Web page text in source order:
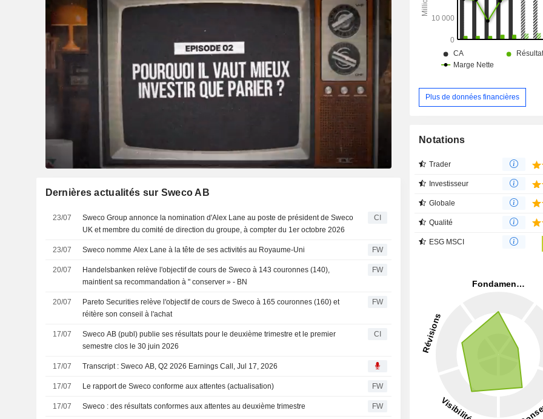
Dernières actualités sur Sweco AB
23/07
Sweco Group annonce la nomination d'Alex Lane au poste de président de Sweco
UK et membre du comité de direction du groupe, à compter du 1er octobre 2026
CI
23/07 Sweco nomme Alex Lane à la tête de ses activités au Royaume-Uni FW
20/07
Handelsbanken relève l'objectif de cours de Sweco à 143 couronnes (140),
maintient sa recommandation à " conserver » - BN
FW
20/07
Pareto Securities relève l'objectif de cours de Sweco à 165 couronnes (160) et
réitère son conseil à l'achat
FW
17/07
Sweco AB (publ) publie ses résultats pour le deuxième trimestre et le premier
semestre clos le 30 juin 2026
CI
17/07 Transcript : Sweco AB, Q2 2026 Earnings Call, Jul 17, 2026
17/07 Le rapport de Sweco conforme aux attentes (actualisation) FW
17/07 Sweco : des résultats conformes aux attentes au deuxième trimestre FW
Plus de données financières
Notations
Trader
Investisseur
Globale
Qualité
ESG MSCI